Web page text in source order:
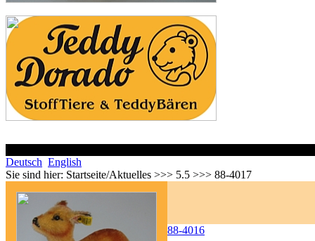
Deutsch English
Sie sind hier: Startseite/Aktuelles >>> 5.5 >>> 88-4017
88-4016